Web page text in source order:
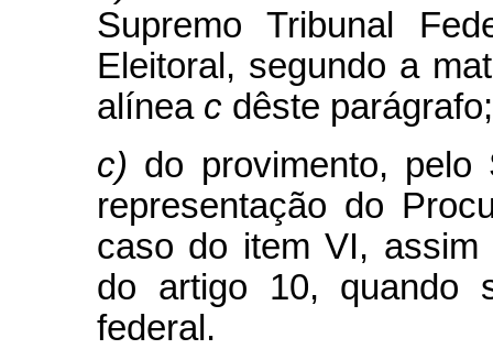
Supremo Tribunal
Eleitoral, segundo a
alínea c dêste parágrafo;
c) do provimento, pelo
representação do
caso do item VI,
do artigo 10, quando
federal.